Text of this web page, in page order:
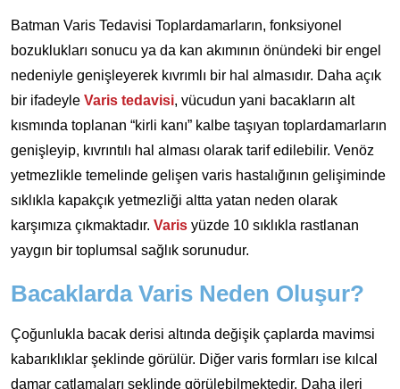
Batman Varis Tedavisi Toplardamarların, fonksiyonel
bozuklukları sonucu ya da kan akımının önündeki bir engel
nedeniyle genişleyerek kıvrımlı bir hal almasıdır. Daha açık
bir ifadeyle Varis tedavisi, vücudun yani bacakların alt
kısmında toplanan “kirli kanı” kalbe taşıyan toplardamarların
genişleyip, kıvrıntılı hal alması olarak tarif edilebilir. Venöz
yetmezlikle temelinde gelişen varis hastalığının gelişiminde
sıklıkla kapakçık yetmezliği altta yatan neden olarak
karşımıza çıkmaktadır. Varis yüzde 10 sıklıkla rastlanan
yaygın bir toplumsal sağlık sorunudur.
Bacaklarda Varis Neden Oluşur?
Çoğunlukla bacak derisi altında değişik çaplarda mavimsi
kabarıklıklar şeklinde görülür. Diğer varis formları ise kılcal
damar çatlamaları şeklinde görülebilmektedir. Daha ileri